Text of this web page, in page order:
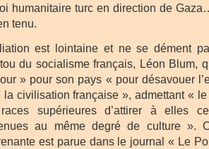
humanitaire turc en direction de
tenu.
est lointaine et ne se dément
du socialisme français, Léon Blum,
» pour son pays « pour désavouer
la civilisation française », admettant «
supérieures d’attirer à elles
au même degré de culture ».
est parue dans le journal « Le